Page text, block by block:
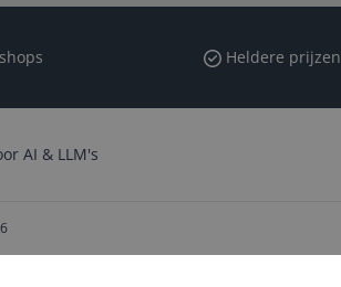
Heldere prijzen
AI & LLM's